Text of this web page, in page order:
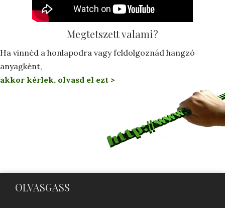
Megtetszett valami?
Ha vinnéd a honlapodra vagy feldolgoznád hangzó
anyagként,
akkor kérlek, olvasd el ezt >
OLVASGASS